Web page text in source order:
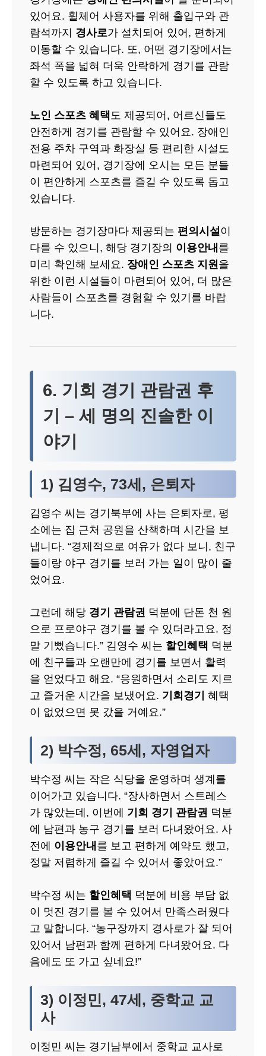
있어요. 휠체어 사용자를 위해 출입구와 관
람석까지 경사로가 설치되어 있어, 편하게
이동할 수 있습니다. 또, 어떤 경기장에서는
좌석 폭을 넓혀 더욱 안락하게 경기를 관람
할 수 있도록 하고 있습니다.
노인 스포츠 혜택 도 제공되어, 어르신들도
안전하게 경기를 관람할 수 있어요. 장애인
전용 주차 구역과 화장실 등 편리한 시설도
마련되어 있어, 경기장에 오시는 모든 분들
이 편안하게 스포츠를 즐길 수 있도록 돕고
있습니다.
방문하는 경기장마다 제공되는 편의시설이
다를 수 있으니, 해당 경기장의 이용안내 를
미리 확인해 보세요. 장애인 스포츠 지원 을
위한 이런 시설들이 마련되어 있어, 더 많은
사람들이 스포츠를 경험할 수 있기를 바랍
니다.
6. 기회 경기 관람권 후
기 – 세 명의 진솔한 이
야기
1) 김영수, 73세, 은퇴자
김영수 씨는 경기북부에 사는 은퇴자로, 평
소에는 집 근처 공원을 산책하며 시간을 보
냅니다. “경제적으로 여유가 없다 보니, 친구
들이랑 야구 경기를 보러 가는 일이 많이 줄
었어요.
그런데 해당 경기 관람권 덕분에 단돈 천 원
으로 프로야구 경기를 볼 수 있더라고요. 정
말 기뻤습니다.” 김영수 씨는 할인혜택 덕분
에 친구들과 오랜만에 경기를 보면서 활력
을 얻었다고 해요. “응원하면서 소리도 지르
고 즐거운 시간을 보냈어요. 기회경기 혜택
이 없었으면 못 갔을 거예요.”
2) 박수정, 65세, 자영업자
박수정 씨는 작은 식당을 운영하며 생계를
이어가고 있습니다. “장사하면서 스트레스
가 많았는데, 이번에 기회 경기 관람권 덕분
에 남편과 농구 경기를 보러 다녀왔어요. 사
전에 이용안내 를 보고 편하게 예약도 했고,
정말 저렴하게 즐길 수 있어서 좋았어요.”
박수정 씨는 할인혜택 덕분에 비용 부담 없
이 멋진 경기를 볼 수 있어서 만족스러웠다
고 말합니다. “농구장까지 경사로가 잘 되어
있어서 남편과 함께 편하게 다녀왔어요. 다
음에도 또 가고 싶네요!”
3) 이정민, 47세, 중학교 교
사
이정민 씨는 경기남부에서 중학교 교사로